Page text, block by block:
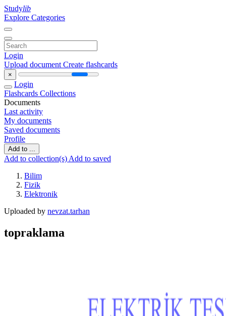
Studylib
Explore Categories
Login
Upload document Create flashcards
×
Login
Flashcards Collections
Documents
Last activity
My documents
Saved documents
Profile
Add to ...
Add to collection(s) Add to saved
Bilim
Fizik
Elektronik
Uploaded by nevzat.tarhan
topraklama